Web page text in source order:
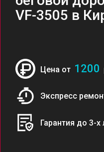
VF-3505 в
Цена от 1200
Экспресс
Гарантия до 3-х